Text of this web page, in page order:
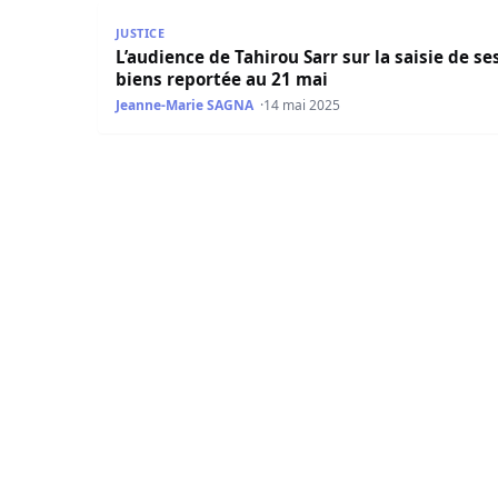
JUSTICE
L’audience de Tahirou Sarr sur la saisie de
biens reportée au 21 mai
Jeanne-Marie SAGNA 14 mai 2025